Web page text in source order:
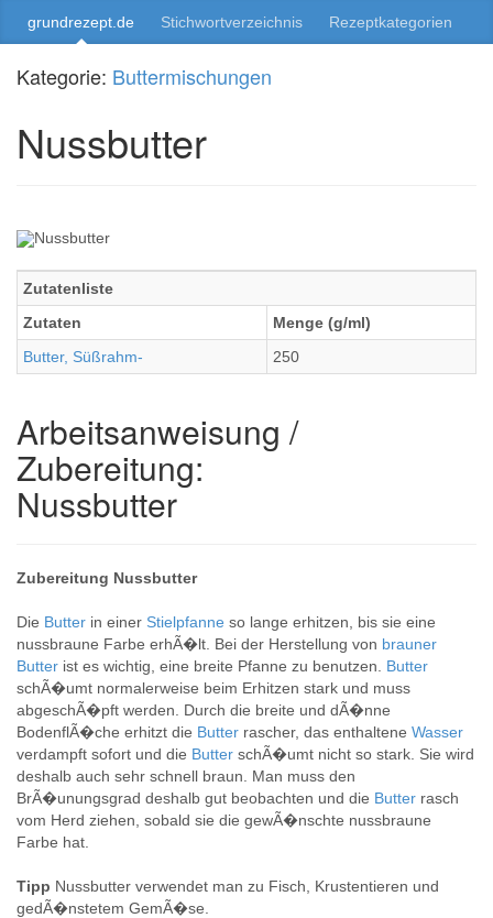
grundrezept.de Stichwortverzeichnis Rezeptkategorien
Kategorie: Buttermischungen
Nussbutter
Zutatenliste
Zutaten
Menge (g/ml)
Butter, Süßrahm-
250
Arbeitsanweisung /
Zubereitung:
Nussbutter
Zubereitung Nussbutter
Die Butter in einer Stielpfanne so lange erhitzen, bis sie eine
nussbraune Farbe erhÃ�lt. Bei der Herstellung von brauner
Butter ist es wichtig, eine breite Pfanne zu benutzen. Butter
schÃ�umt normalerweise beim Erhitzen stark und muss
abgeschÃ�pft werden. Durch die breite und dÃ�nne
BodenflÃ�che erhitzt die Butter rascher, das enthaltene Wasser
verdampft sofort und die Butter schÃ�umt nicht so stark. Sie wird
deshalb auch sehr schnell braun. Man muss den
BrÃ�unungsgrad deshalb gut beobachten und die Butter rasch
vom Herd ziehen, sobald sie die gewÃ�nschte nussbraune
Farbe hat.
Tipp Nussbutter verwendet man zu Fisch, Krustentieren und
gedÃ�nstetem GemÃ�se.